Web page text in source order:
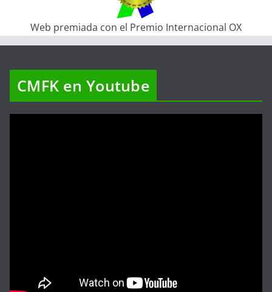
Web premiada con el Premio Internacional OX
CMFK en Youtube